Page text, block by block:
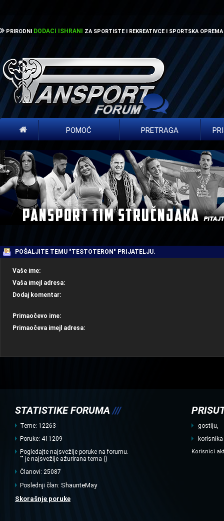
PRIRODNI DODACI ISHRANI ZA SPORTISTE I REKREATIVCE I SPORTSKA OPREMA
POMOĆ PRETRAGA
POŠALJITE TEMU "TESTOTERON" PRIJATELJU.
Vaše ime:
Vaša imejl adresa:
Dodaj komentar:
Primaočevo ime:
Primaočeva imejl adresa:
STATISTIKE FORUMA ///
Teme: 12263
Poruke: 411209
Pogledajte najsvežije poruke na forumu.
"" je najsvežije ažurirana tema ()
Članovi: 25087
Poslednji član: ShaunteMay
Skorašnje poruke
gostiju,
korisnika
Korisnici